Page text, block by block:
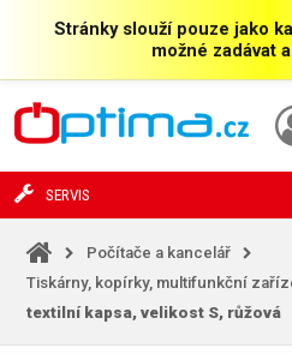
Stránky slouží pouze jako
možné zadávat
SERVIS
Počítače a kancelář
Tiskárny, kopírky, multifunkční
textilní kapsa, velikost S, růžová